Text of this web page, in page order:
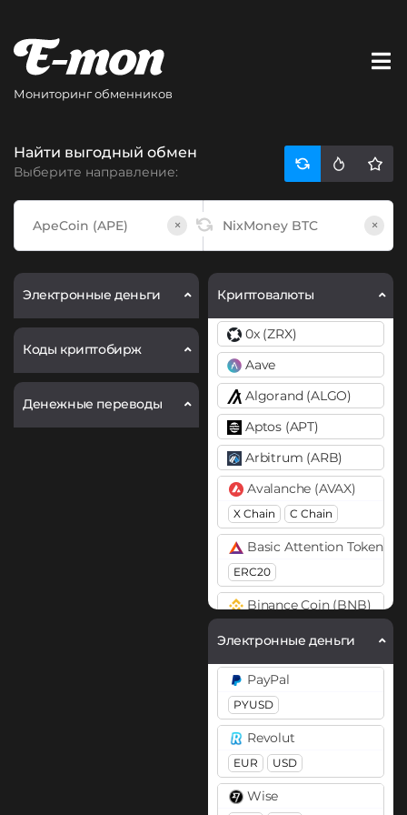
Мониторинг обменников
Найти выгодный обмен
Выберите направление:
× ×
Электронные деньги
Коды криптобирж
Денежные переводы
Криптовалюты
0x (ZRX)
Aave
Algorand (ALGO)
Aptos (APT)
Arbitrum (ARB)
Avalanche (AVAX)
X Chain C Chain
Basic Attention Token
ERC20
Binance Coin (BNB)
Bitcoin (BTC)
BTC
Bitcoin Cash (BCH)
Cardano (ADA)
Chainlink (LINK)
BEP20 ERC20
Электронные деньги
PayPal
PYUSD
Revolut
EUR USD
Wise